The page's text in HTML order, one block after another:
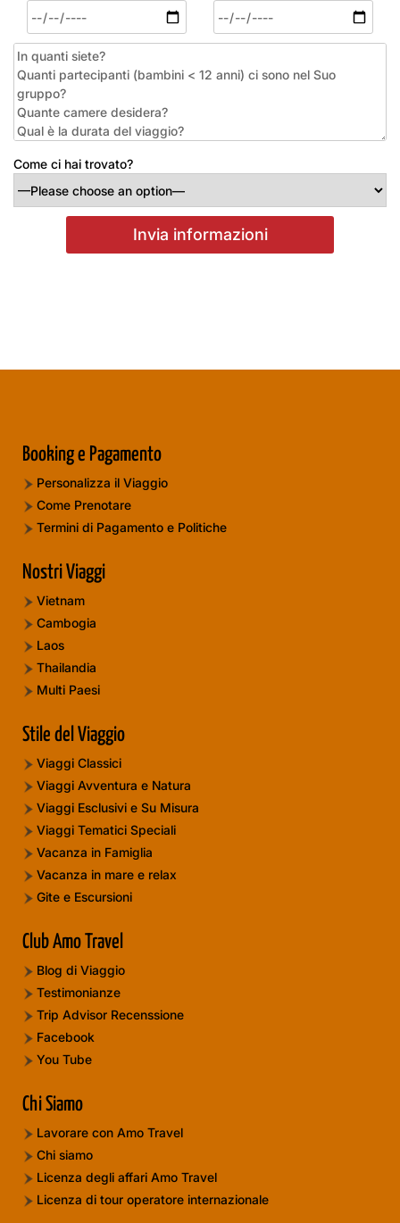
Come ci hai trovato?
Booking e Pagamento
Personalizza il Viaggio
Come Prenotare
Termini di Pagamento e Politiche
Nostri Viaggi
Vietnam
Cambogia
Laos
Thailandia
Multi Paesi
Stile del Viaggio
Viaggi Classici
Viaggi Avventura e Natura
Viaggi Esclusivi e Su Misura
Viaggi Tematici Speciali
Vacanza in Famiglia
Vacanza in mare e relax
Gite e Escursioni
Club Amo Travel
Blog di Viaggio
Testimonianze
Trip Advisor Recenssione
Facebook
You Tube
Chi Siamo
Lavorare con Amo Travel
Chi siamo
Licenza degli affari Amo Travel
Licenza di tour operatore internazionale